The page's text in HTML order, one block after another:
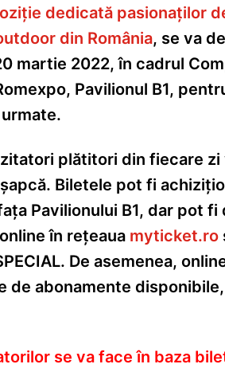
dedicată pasionaților
din România, se va
martie 2022, în cadrul
Pavilionul B1,
plătitori din fiecare zi
Biletele pot fi
Pavilionului B1, dar pot fi
în rețeaua myticket.ro
De asemenea,
de abonamente
se va face în baza